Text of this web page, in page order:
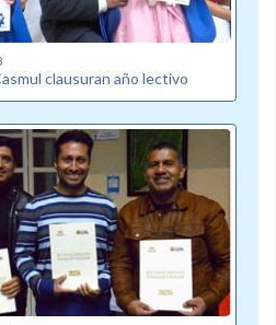
clausuran año lectivo